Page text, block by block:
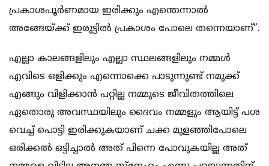
പ്രകാശപൂർണമായ ഇരിക്കും എന്തെന്നാൽ
അങ്ങേയ്ക്ക് ഇരുട്ടിൽ പ്രകാശം പോലെ തന്നെയാണ്”.
എല്ലാ കാലങ്ങളിലും എല്ലാ സ്ഥലങ്ങളിലും നമ്മൾ
എവിടെ ഒളിക്കും എന്നൊക്കെ പാടുന്നുണ്ട് നമുക്ക്
എങ്ങും വിളിക്കാൻ പറ്റില്ല നമ്മുടെ ജീവിതത്തിലെ
ഏതൊരു അവസ്ഥയിലും ദൈവം നമ്മളും ആയിട്ട് പശ
വെച്ച് പൊട്ടി ഇരിക്കുകയാണ് ചക്ക മുളഞ്ഞിപോലെ
ഒരിക്കൽ ഒട്ടിച്ചാൽ അത് പിന്നെ പോവുകയില്ല അത്